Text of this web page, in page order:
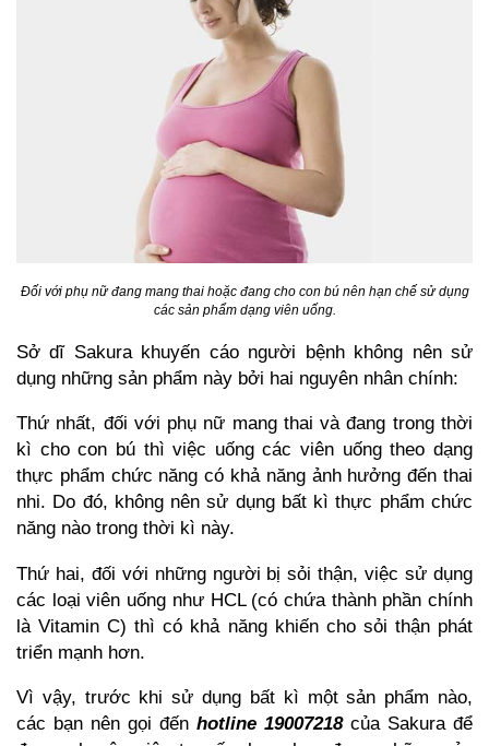
Đối với phụ nữ đang mang thai hoặc đang cho con bú nên hạn chế sử dụng
các sản phẩm dạng viên uống.
Sở dĩ Sakura khuyến cáo người bệnh không nên sử
dụng những sản phẩm này bởi hai nguyên nhân chính:
Thứ nhất, đối với phụ nữ mang thai và đang trong thời
kì cho con bú thì việc uống các viên uống theo dạng
thực phẩm chức năng có khả năng ảnh hưởng đến thai
nhi. Do đó, không nên sử dụng bất kì thực phẩm chức
năng nào trong thời kì này.
Thứ hai, đối với những người bị sỏi thận, việc sử dụng
các loại viên uống như HCL (có chứa thành phần chính
là Vitamin C) thì có khả năng khiến cho sỏi thận phát
triển mạnh hơn.
Vì vậy, trước khi sử dụng bất kì một sản phẩm nào,
các bạn nên gọi đến hotline 19007218của Sakura để